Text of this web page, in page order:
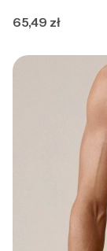
Cena
65,49 zł